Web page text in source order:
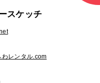
スケッチ
レンタル.com